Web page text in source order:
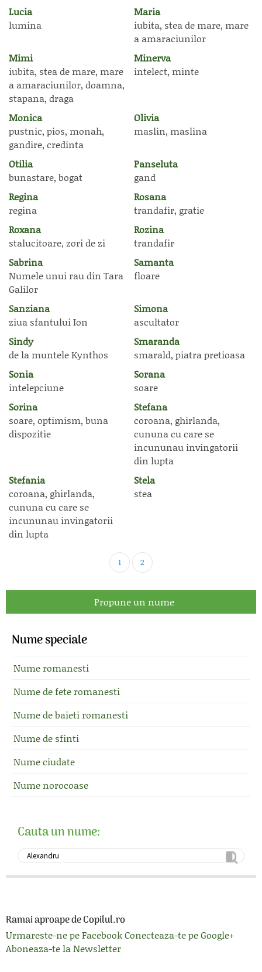
Lucia
lumina
Maria
iubita, stea de mare, mare
a amaraciunilor
Mimi
iubita, stea de mare, mare
a amaraciunilor, doamna,
stapana, draga
Minerva
intelect, minte
Monica
pustnic, pios, monah,
gandire, credinta
Olivia
maslin, maslina
Otilia
bunastare, bogat
Panseluta
gand
Regina
regina
Rosana
trandafir, gratie
Roxana
stalucitoare, zori de zi
Rozina
trandafir
Sabrina
Numele unui rau din Tara
Galilor
Samanta
floare
Sanziana
ziua sfantului Ion
Simona
ascultator
Sindy
de la muntele Kynthos
Smaranda
smarald, piatra pretioasa
Sonia
intelepciune
Sorana
soare
Sorina
soare, optimism, buna
dispozitie
Stefana
coroana, ghirlanda,
cununa cu care se
incununau invingatorii
din lupta
Stefania
coroana, ghirlanda,
cununa cu care se
incununau invingatorii
din lupta
Stela
stea
1 2
Propune un nume
Nume speciale
Nume romanesti
Nume de fete romanesti
Nume de baieti romanesti
Nume de sfinti
Nume ciudate
Nume norocoase
Cauta un nume:
Ramai aproape de Copilul.ro
Urmareste-ne pe FacebookConecteaza-te pe Google+
Aboneaza-te la Newsletter